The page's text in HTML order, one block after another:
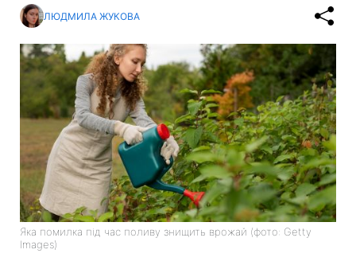
ЛЮДМИЛА ЖУКОВА
Яка помилка під час поливу знищить врожай (фото: Getty
Images)